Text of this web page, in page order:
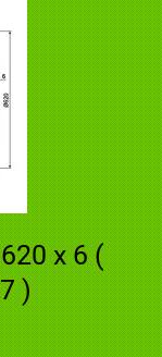
x 6 (
)